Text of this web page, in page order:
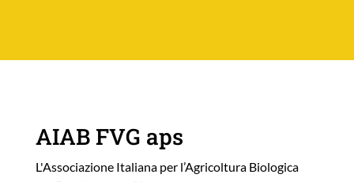
AIAB FVG aps
L'Associazione Italiana per l’Agricoltura Biologica